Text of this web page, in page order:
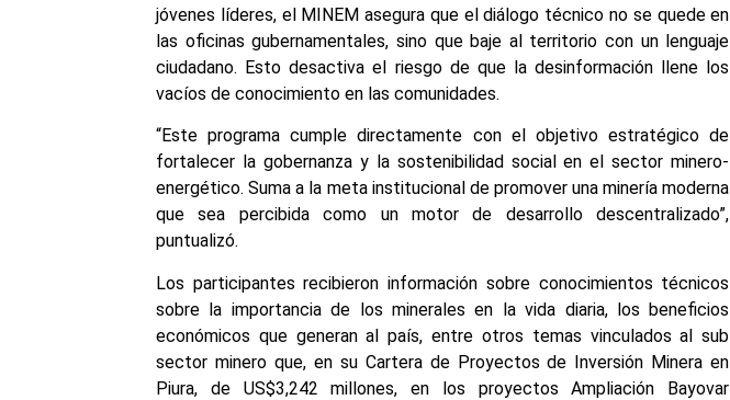
jóvenes líderes, el MINEM asegura que el diálogo técnico no se quede en
las oficinas gubernamentales, sino que baje al territorio con un lenguaje
ciudadano. Esto desactiva el riesgo de que la desinformación llene los
vacíos de conocimiento en las comunidades.
“Este programa cumple directamente con el objetivo estratégico de
fortalecer la gobernanza y la sostenibilidad social en el sector minero-
energético. Suma a la meta institucional de promover una minería moderna
que sea percibida como un motor de desarrollo descentralizado”,
puntualizó.
Los participantes recibieron información sobre conocimientos técnicos
sobre la importancia de los minerales en la vida diaria, los beneficios
económicos que generan al país, entre otros temas vinculados al sub
sector minero que, en su Cartera de Proyectos de Inversión Minera en
Piura, de US$3,242 millones, en los proyectos Ampliación Bayovar